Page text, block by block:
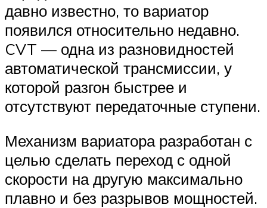
давно известно, то вариатор
появился относительно недавно.
CVT — одна из разновидностей
автоматической трансмиссии, у
которой разгон быстрее и
отсутствуют передаточные ступени.
Механизм вариатора разработан с
целью сделать переход с одной
скорости на другую максимально
плавно и без разрывов мощностей.